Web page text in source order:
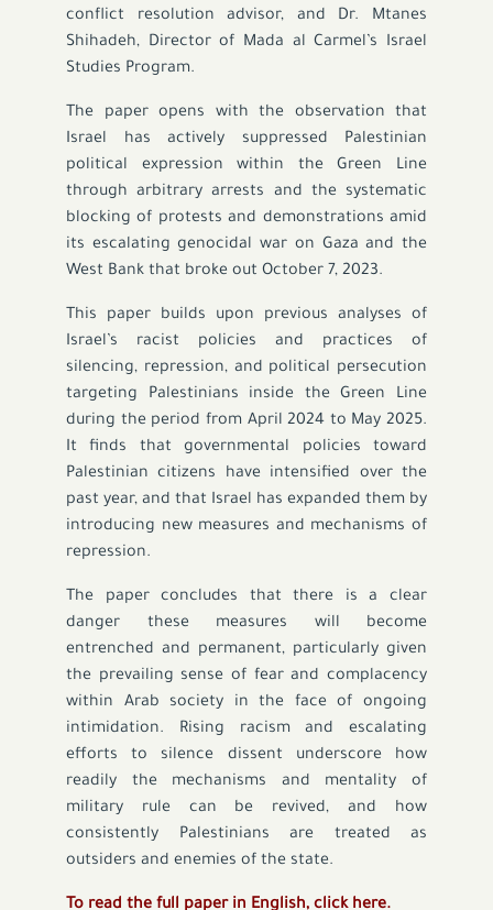
conflict resolution advisor, and Dr. Mtanes
Shihadeh, Director of Mada al Carmel’s Israel
Studies Program.
The paper opens with the observation that
Israel has actively suppressed Palestinian
political expression within the Green Line
through arbitrary arrests and the systematic
blocking of protests and demonstrations amid
its escalating genocidal war on Gaza and the
West Bank that broke out October 7, 2023.
This paper builds upon previous analyses of
Israel’s racist policies and practices of
silencing, repression, and political persecution
targeting Palestinians inside the Green Line
during the period from April 2024 to May 2025.
It finds that governmental policies toward
Palestinian citizens have intensified over the
past year, and that Israel has expanded them by
introducing new measures and mechanisms of
repression.
The paper concludes that there is a clear
danger these measures will become
entrenched and permanent, particularly given
the prevailing sense of fear and complacency
within Arab society in the face of ongoing
intimidation. Rising racism and escalating
efforts to silence dissent underscore how
readily the mechanisms and mentality of
military rule can be revived, and how
consistently Palestinians are treated as
outsiders and enemies of the state.
To read the full paper in English, click here.